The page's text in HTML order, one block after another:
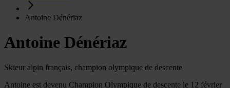
Antoine Dénériaz
Antoine Dénériaz
Skieur alpin français, champion olympique de descente
Antoine est devenu Champion Olympique de descente le 12 février